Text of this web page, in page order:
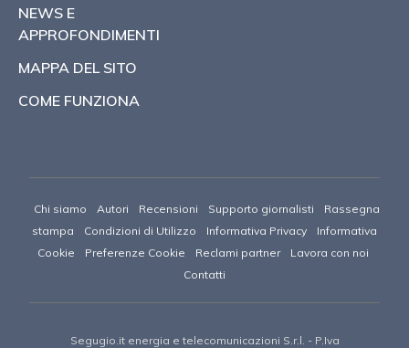
NEWS E
APPROFONDIMENTI
MAPPA DEL SITO
COME FUNZIONA
Chi siamo Autori Recensioni Supporto giornalisti
Rassegna
stampa
Condizioni di Utilizzo Informativa Privacy
Informativa
Cookie
Preferenze Cookie Reclami partner
Lavora con noi
Contatti
Segugio.it energia e telecomunicazioni S.r.l. - P.Iva